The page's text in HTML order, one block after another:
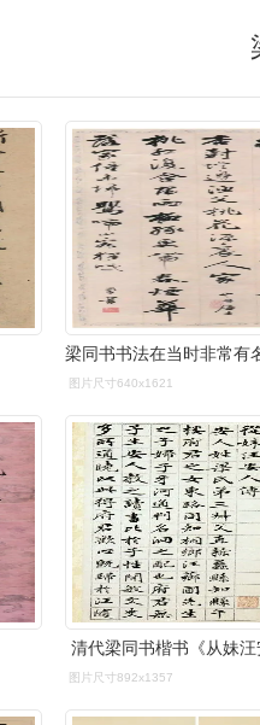
图片尺寸640x1621
清代梁同书楷书《从妹汪
图片尺寸892x1357